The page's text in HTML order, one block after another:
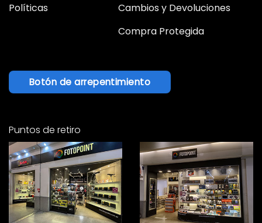
Políticas
Cambios y Devoluciones
Compra Protegida
Botón de arrepentimiento
Puntos de retiro